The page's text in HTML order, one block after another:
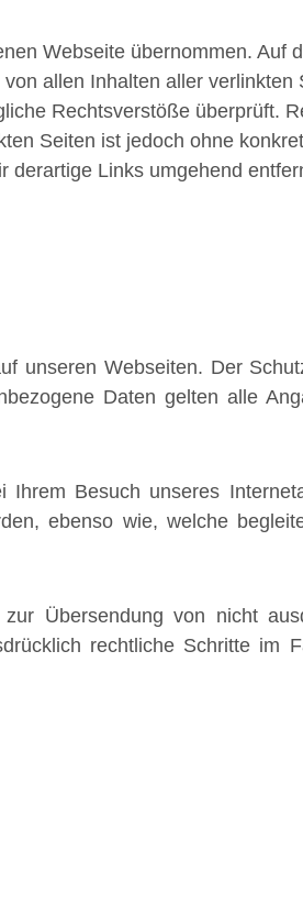
Webseite übernommen. Auf
allen Inhalten aller
Rechtsverstöße überprüft.
Seiten ist jedoch ohne
derartige Links umgehend
unseren Webseiten. Der
Daten gelten alle
Besuch unseres
ebenso wie, welche
Übersendung von nicht
rechtliche Schritte im